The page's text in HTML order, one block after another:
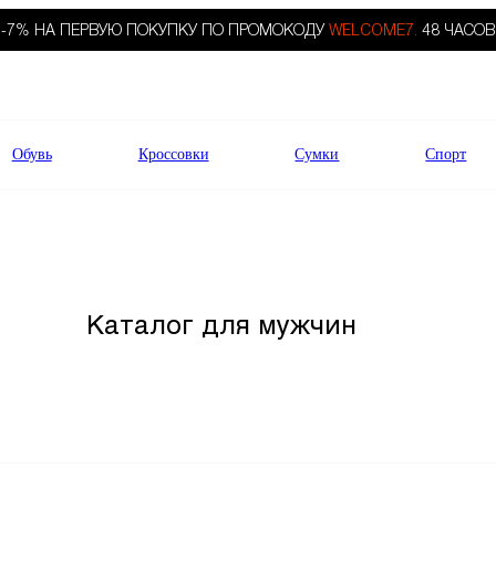
-7% НА ПЕРВУЮ ПОКУПКУ ПО ПРОМОКОДУ WELCOME7. 48 ЧАСОВ
Обувь Кроссовки Сумки Спорт
Каталог для мужчин